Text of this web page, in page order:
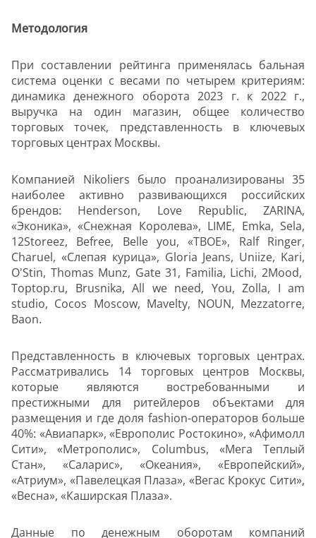
Методология
При составлении рейтинга применялась бальная
система оценки с весами по четырем критериям:
динамика денежного оборота 2023 г. к 2022 г.,
выручка на один магазин, общее количество
торговых точек, представленность в ключевых
торговых центрах Москвы.
Компанией Nikoliers было проанализированы 35
наиболее активно развивающихся российских
брендов: Henderson, Love Republic, ZARINA,
«Эконика», «Снежная Королева», LIME, Emka, Sela,
12Storeez, Befree, Belle you, «ТВОЕ», Ralf Ringer,
Charuel, «Слепая курица», Gloria Jeans, Uniize, Kari,
O'Stin, Thomas Munz, Gate 31, Familia, Lichi, 2Mood,
Toptop.ru, Brusnika, All we need, You, Zolla, I am
studio, Cocos Moscow, Mavelty, NOUN, Mezzatorre,
Baon.
Представленность в ключевых торговых центрах.
Рассматривались 14 торговых центров Москвы,
которые являются востребованными и
престижными для ритейлеров объектами для
размещения и где доля fashion-операторов больше
40%: «Авиапарк», «Европолис Ростокино», «Афимолл
Сити», «Метрополис», Columbus, «Мега Теплый
Стан», «Саларис», «Океания», «Европейский»,
«Атриум», «Павелецкая Плаза», «Вегас Крокус Сити»,
«Весна», «Каширская Плаза».
Данные по денежным оборотам компаний